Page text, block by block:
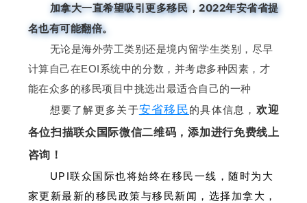
加拿大一直希望吸引更多移民，2022年安省省提
名也有可能翻倍。
无论是海外劳工类别还是境内留学生类别，尽早
计算自己在EOI系统中的分数，并考虑多种因素，才
能在众多的移民项目中挑选出最适合自己的一种
想要了解更多关于安省移民的具体信息， 欢迎
各位扫描联众国际微信二维码，添加进行免费线上
咨询！
UPI联众国际也将始终在移民一线，随时为大
家更新最新的移民政策与移民新闻 ，选择加拿大，